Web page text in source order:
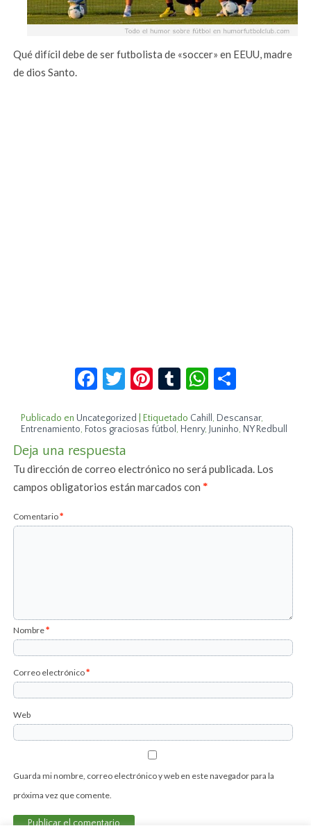
Qué difícil debe de ser futbolista de «soccer» en EEUU, madre
de dios Santo.
Facebook
Twitter
Pinterest
TumblrWhatsApp
Publicado en Uncategorized Etiquetado Cahill, Descansar,
Entrenamiento, Fotos graciosas fútbol, Henry,Juninho, NY Redbull
Deja una respuesta
Tu dirección de correo electrónico no será publicada. Los
campos obligatorios están marcados con*
Comentario*
Nombre*
Correo electrónico*
Web
Guarda mi nombre, correo electrónico y web en este navegador para la
próxima vez que comente.